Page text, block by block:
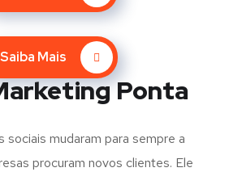
Saiba Mais
Ponta
mudaram para sempre a
procuram novos clientes. Ele